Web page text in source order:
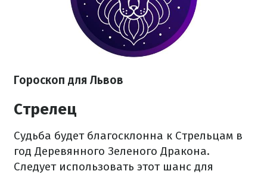
Гороскоп для Львов
Стрелец
Судьба будет благосклонна к Стрельцам в
год Деревянного Зеленого Дракона.
Следует использовать этот шанс для